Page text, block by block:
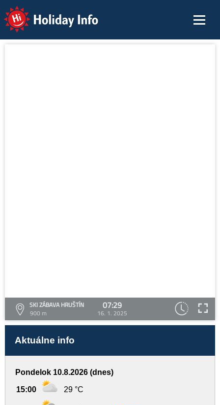
Holiday Info
SKI ZÁBAVA HRUŠTÍN
900 m
07:29
16. 1. 2025
Aktuálne info
Pondelok 10.8.2026 (dnes)
15:00 29 °C